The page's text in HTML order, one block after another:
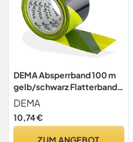
DEMA Absperrband 100 m
gelb/schwarz Flatterband
Warnband Trassenband
Signalband Band
DEMA
10,74 €
ZUM ANGEBOT